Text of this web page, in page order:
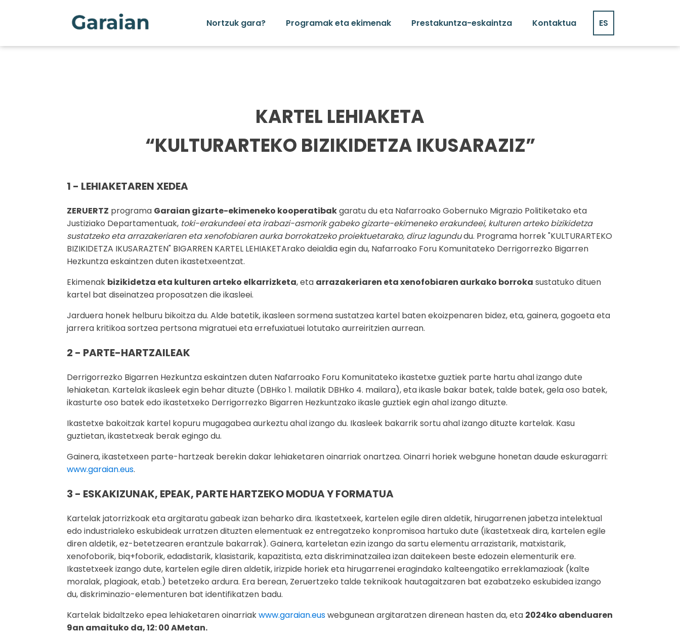
Nortzuk gara? Programak eta ekimenak Prestakuntza-eskaintza Kontaktua ES
KARTEL LEHIAKETA
“KULTURARTEKO BIZIKIDETZA IKUSARAZIZ”
1 - LEHIAKETAREN XEDEA
ZERUERTZ programa Garaian gizarte-ekimeneko kooperatibakgaratu du eta Nafarroako Gobernuko Migrazio Politiketako eta
Justiziako Departamentuak, toki-erakundeei eta irabazi-asmorik gabeko gizarte-ekimeneko erakundeei, kulturen arteko bizikidetza
sustatzeko eta arrazakeriaren eta xenofobiaren aurka borrokatzeko proiektuetarako, diruz lagundudu. Programa horrek "KULTURARTEKO
BIZIKIDETZA IKUSARAZTEN" BIGARREN KARTEL LEHIAKETArako deialdia egin du, Nafarroako Foru Komunitateko Derrigorrezko Bigarren
Hezkuntza eskaintzen duten ikastetxeentzat.
Ekimenak bizikidetza eta kulturen arteko elkarrizketa, eta arrazakeriaren eta xenofobiaren aurkako borroka sustatuko dituen
kartel bat diseinatzea proposatzen die ikasleei.
Jarduera honek helburu bikoitza du. Alde batetik, ikasleen sormena sustatzea kartel baten ekoizpenaren bidez, eta, gainera, gogoeta eta
jarrera kritikoa sortzea pertsona migratuei eta errefuxiatuei lotutako aurreiritzien aurrean.
2 - PARTE-HARTZAILEAK
Derrigorrezko Bigarren Hezkuntza eskaintzen duten Nafarroako Foru Komunitateko ikastetxe guztiek parte hartu ahal izango dute
lehiaketan. Kartelak ikasleek egin behar dituzte (DBHko 1. mailatik DBHko 4. mailara), eta ikasle bakar batek, talde batek, gela oso batek,
ikasturte oso batek edo ikastetxeko Derrigorrezko Bigarren Hezkuntzako ikasle guztiek egin ahal izango dituzte.
Ikastetxe bakoitzak kartel kopuru mugagabea aurkeztu ahal izango du. Ikasleek bakarrik sortu ahal izango dituzte kartelak. Kasu
guztietan, ikastetxeak berak egingo du.
Gainera, ikastetxeen parte-hartzeak berekin dakar lehiaketaren oinarriak onartzea. Oinarri horiek webgune honetan daude eskuragarri:
www.garaian.eus.
3 - ESKAKIZUNAK, EPEAK, PARTE HARTZEKO MODUA Y FORMATUA
Kartelak jatorrizkoak eta argitaratu gabeak izan beharko dira. Ikastetxeek, kartelen egile diren aldetik, hirugarrenen jabetza intelektual
edo industrialeko eskubideak urratzen dituzten elementuak ez entregatzeko konpromisoa hartuko dute (ikastetxeak dira, kartelen egile
diren aldetik, ez-betetzearen erantzule bakarrak). Gainera, karteletan ezin izango da sartu elementu arrazistarik, matxistarik,
xenofoborik, biq+foborik, edadistarik, klasistarik, kapazitista, ezta diskriminatzailea izan daitekeen beste edozein elementurik ere.
Ikastetxeek izango dute, kartelen egile diren aldetik, irizpide horiek eta hirugarrenei eragindako kalteengatiko erreklamazioak (kalte
moralak, plagioak, etab.) betetzeko ardura. Era berean, Zeruertzeko talde teknikoak hautagaitzaren bat ezabatzeko eskubidea izango
du, diskriminazio-elementuren bat identifikatzen badu.
Kartelak bidaltzeko epea lehiaketaren oinarriakwww.garaian.euswebgunean argitaratzen direnean hasten da, eta 2024ko abenduaren
9an amaituko da, 12: 00 AMetan.